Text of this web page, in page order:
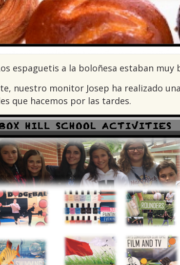
espaguetis a la boloñesa estaban
nuestro monitor Josep ha realizado
que hacemos por las tardes.